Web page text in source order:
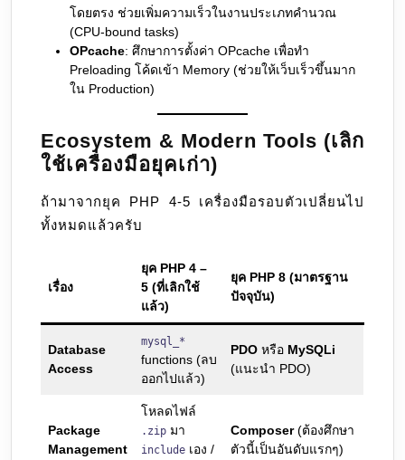
โดยตรง ช่วยเพิ่มความเร็วในงานประเภทคํานวณ
(CPU-bound tasks)
OPcache: ศึกษาการตั้งค่า OPcache เพื่อทำ
Preloading โค้ดเข้า Memory (ช่วยให้เว็บเร็วขึ้นมาก
ใน Production)
Ecosystem & Modern Tools (เลิก
ใช้เครื่องมือยุคเก่า)
ถ้ามาจากยุค PHP 4-5 เครื่องมือรอบตัวเปลี่ยนไป
ทั้งหมดแล้วครับ
เรื่อง
ยุค PHP 4 –
5 (ที่เลิกใช้
แล้ว)
ยุค PHP 8 (มาตรฐาน
ปัจจุบัน)
Database
Access
mysql_*
functions (ลบ
ออกไปแล้ว)
PDO หรือ MySQLi
(แนะนำ PDO)
Package
Management
โหลดไฟล์
.zip มา
include เอง /
Composer(ต้องศึกษา
ตัวนี้เป็นอันดับแรกๆ)